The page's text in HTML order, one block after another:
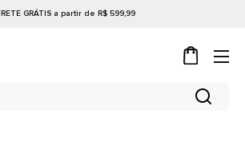
GRÁTIS a partir de R$ 599,99